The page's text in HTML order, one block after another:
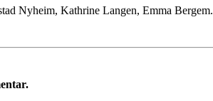
Nyheim, Kathrine Langen, Emma Bergem.